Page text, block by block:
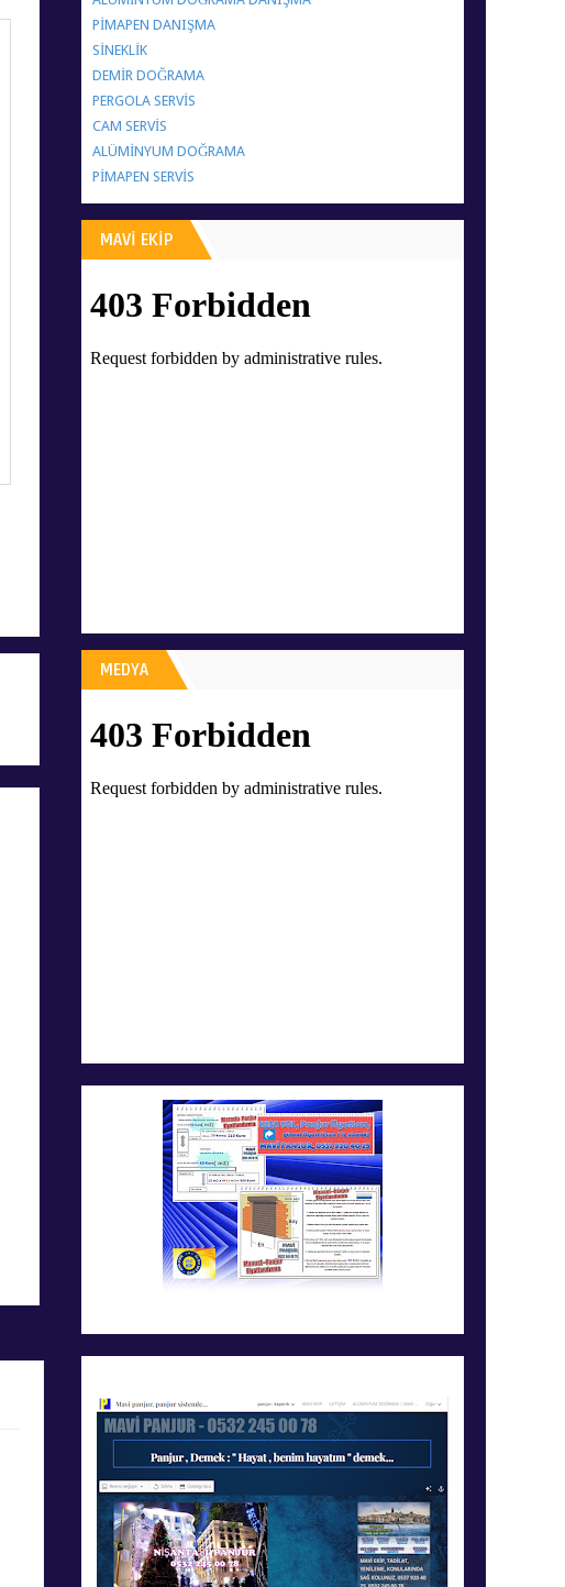
PİMAPEN DANIŞMA
SİNEKLİK
DEMİR DOĞRAMA
PERGOLA SERVİS
CAM SERVİS
ALÜMİNYUM DOĞRAMA
PİMAPEN SERVİS
MAVİ EKİP
MEDYA